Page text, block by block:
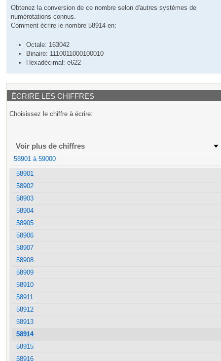
Obtenez la conversion de ce nombre selon d'autres systèmes de
numérotations connus.
Comment écrire le nombre 58914 en:
Octale: 163042
Binaire: 1110011000100010
Hexadécimal: e622
ÉCRIRE LES CHIFFRES
Choisissez le chiffre à écrire:
Voir plus de chiffres
58901 à 59000
58901
58902
58903
58904
58905
58906
58907
58908
58909
58910
58911
58912
58913
58914
58915
58916